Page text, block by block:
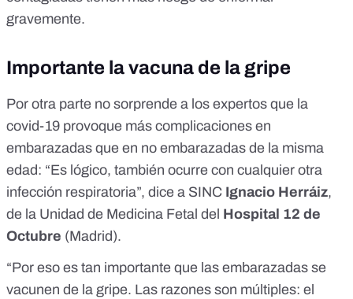
gravemente.
Importante la vacuna de la gripe
Por otra parte no sorprende a los expertos que la
covid-19 provoque más complicaciones en
embarazadas que en no embarazadas de la misma
edad: “Es lógico, también ocurre con cualquier otra
infección respiratoria”, dice a SINC Ignacio Herráiz,
de la Unidad de Medicina Fetal del Hospital 12 de
Octubre (Madrid).
“Por eso es tan importante que las embarazadas se
vacunen de la gripe. Las razones son múltiples: el